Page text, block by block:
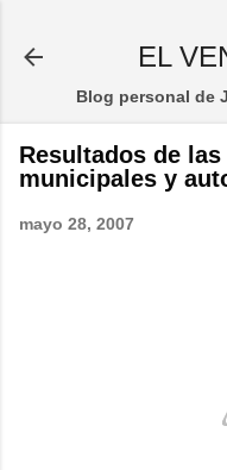
EL
Blog personal de
Resultados de
municipales y
mayo 28, 2007